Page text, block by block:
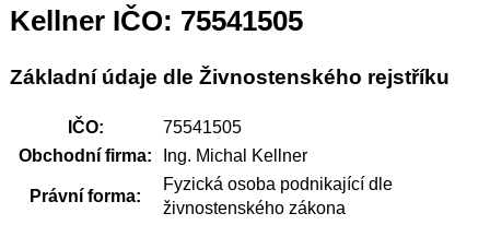
Kellner IČO: 75541505
Základní údaje dle Živnostenského rejstříku
IČO:
75541505
Obchodní firma:
Ing. Michal Kellner
Právní forma:
Fyzická osoba podnikající dle
živnostenského zákona